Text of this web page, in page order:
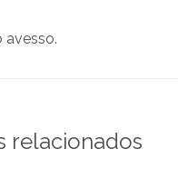
avesso.
relacionados